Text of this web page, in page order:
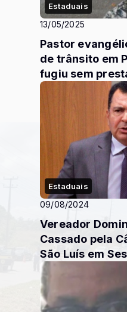
Estaduais
13/05/2025
Pastor
de trânsito em
fugiu sem
Estaduais
09/08/2024
Vereador
Cassado pela
São Luís em